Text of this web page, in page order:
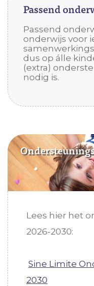
Passend
Passend
onderwijs voor
dus op álle
(extra)
nodig is.
Lees hier het
2026-2030:
Sine Limite
2030